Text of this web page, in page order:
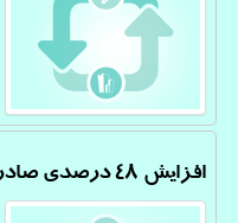
افزایش 48 درصدی صادرات غیرنفتی بعلاوه جزئیات